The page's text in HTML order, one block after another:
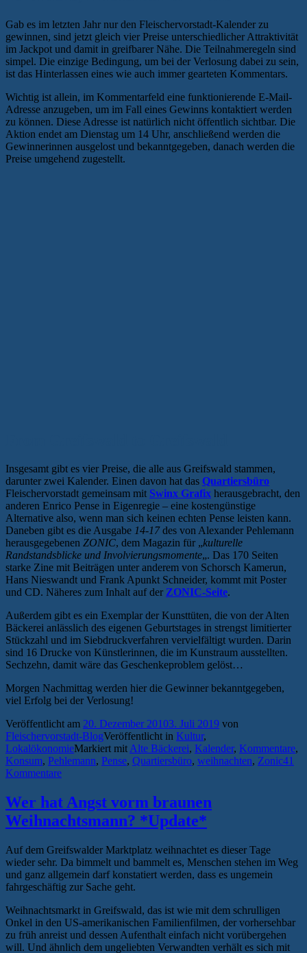
Gab es im letzten Jahr nur den Fleischervorstadt-Kalender zu
gewinnen, sind jetzt gleich vier Preise unterschiedlicher Attraktivität
im Jackpot und damit in greifbarer Nähe. Die Teilnahmeregeln sind
simpel. Die einzige Bedingung, um bei der Verlosung dabei zu sein,
ist das Hinterlassen eines wie auch immer gearteten Kommentars.
Wichtig ist allein, im Kommentarfeld eine funktionierende E-Mail-
Adresse anzugeben, um im Fall eines Gewinns kontaktiert werden
zu können. Diese Adresse ist natürlich nicht öffentlich sichtbar. Die
Aktion endet am Dienstag um 14 Uhr, anschließend werden die
Gewinnerinnen ausgelost und bekanntgegeben, danach werden die
Preise umgehend zugestellt.
Insgesamt gibt es vier Preise, die alle aus Greifswald stammen,
darunter zwei Kalender. Einen davon hat das Quartiersbüro
Fleischervorstadt gemeinsam mit Swinx Grafix herausgebracht, den
anderen Enrico Pense in Eigenregie – eine kostengünstige
Alternative also, wenn man sich keinen echten Pense leisten kann.
Daneben gibt es die Ausgabe 14-17des von Alexander Pehlemann
herausgegebenen ZONIC, dem Magazin für „kulturelle
Randstandsblicke und Involvierungsmomente„. Das 170 Seiten
starke Zine mit Beiträgen unter anderem von Schorsch Kamerun,
Hans Nieswandt und Frank Apunkt Schneider, kommt mit Poster
und CD. Näheres zum Inhalt auf der ZONIC-Seite.
Außerdem gibt es ein Exemplar der Kunsttüten, die von der Alten
Bäckerei anlässlich des eigenen Geburtstages in strengst limitierter
Stückzahl und im Siebdruckverfahren vervielfältigt wurden. Darin
sind 16 Drucke von Künstlerinnen, die im Kunstraum ausstellten.
Sechzehn, damit wäre das Geschenkeproblem gelöst…
Morgen Nachmittag werden hier die Gewinner bekanntgegeben,
viel Erfolg bei der Verlosung!
Veröffentlicht am 20. Dezember 20103. Juli 2019 von
Fleischervorstadt-BlogVeröffentlicht in Kultur,
LokalökonomieMarkiert mitAlte Bäckerei, Kalender, Kommentare,
Konsum, Pehlemann, Pense, Quartiersbüro, weihnachten, Zonic41
Kommentare
Wer hat Angst vorm braunen
Weihnachtsmann? *Update*
Auf dem Greifswalder Marktplatz weihnachtet es dieser Tage
wieder sehr. Da bimmelt und bammelt es, Menschen stehen im Weg
und ganz allgemein darf konstatiert werden, dass es ungemein
fahrgeschäftig zur Sache geht.
Weihnachtsmarkt in Greifswald, das ist wie mit dem schrulligen
Onkel in den US-amerikanischen Familienfilmen, der vorhersehbar
zu früh anreist und dessen Aufenthalt einfach nicht vorübergehen
will. Und ähnlich dem ungeliebten Verwandten verhält es sich mit